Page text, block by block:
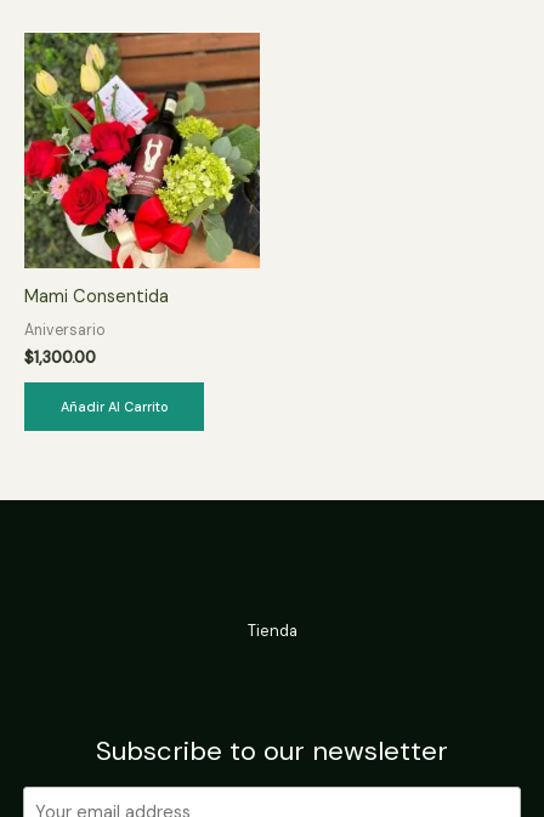
Mami Consentida
Aniversario
$1,300.00
Añadir Al Carrito
Tienda
Subscribe to our newsletter